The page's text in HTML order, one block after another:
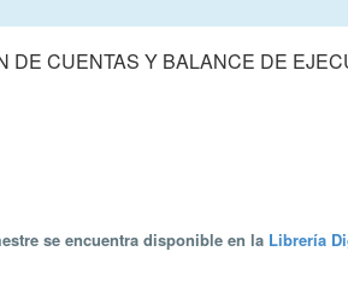
DE CUENTAS Y BALANCE DE
se encuentra disponible en la Librería